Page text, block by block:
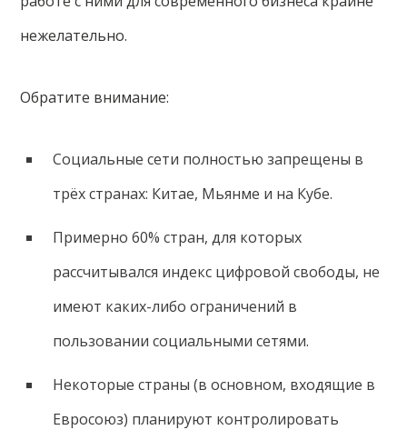
нежелательно.
Обратите внимание:
Социальные сети полностью запрещены в
трёх странах: Китае, Мьянме и на Кубе.
Примерно 60% стран, для которых
рассчитывался индекс цифровой свободы, не
имеют каких-либо ограничений в
пользовании социальными сетями.
Некоторые страны (в основном, входящие в
Евросоюз) планируют контролировать